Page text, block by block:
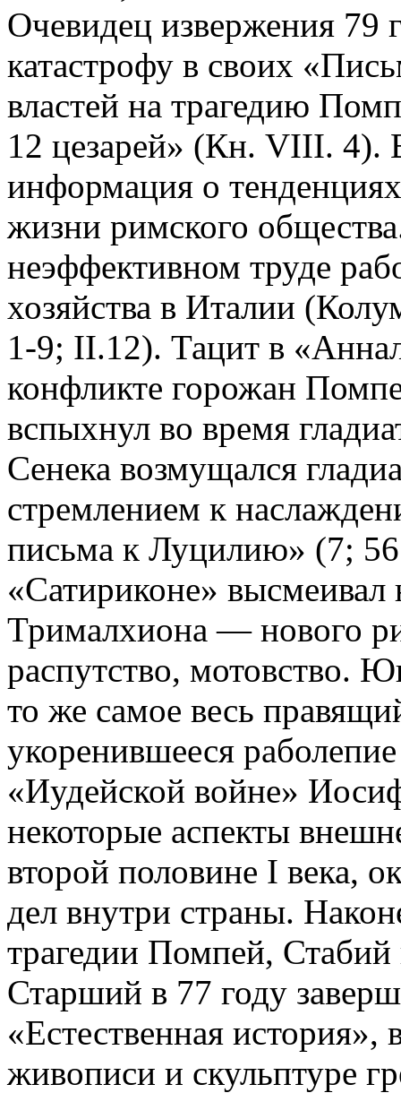
Очевидец извержения
катастрофу в своих
властей на трагедию
12 цезарей» (Кн. VIII. 4).
информация о
жизни римского
неэффективном труде
хозяйства в Италии
1-9; II.12). Тацит в
конфликте горожан
вспыхнул во время
Сенека возмущался
стремлением к
письма к Луцилию» (7;
«Сатириконе»
Трималхиона — нового
распутство, мотовство.
то же самое весь
укоренившееся
«Иудейской войне»
некоторые аспекты
второй половине I века,
дел внутри страны.
трагедии Помпей,
Старший в 77 году
«Естественная
живописи и скульптуре